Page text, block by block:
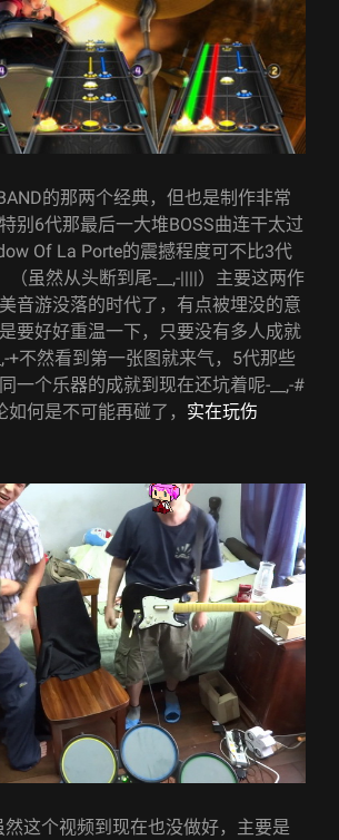
的那两个经典，但也是制作非常
别6代那最后一大堆BOSS曲连干太过
Of La Porte的震撼程度可不比3代
（虽然从头断到尾-__,-||||）主要这两作
音游没落的时代了，有点被埋没的意
要好好重温一下，只要没有多人成就
+不然看到第一张图就来气，5代那些
一个乐器的成就到现在还坑着呢-__,-#
何是不可能再碰了， 实在玩伤
这个视频到现在也没做好，主要是